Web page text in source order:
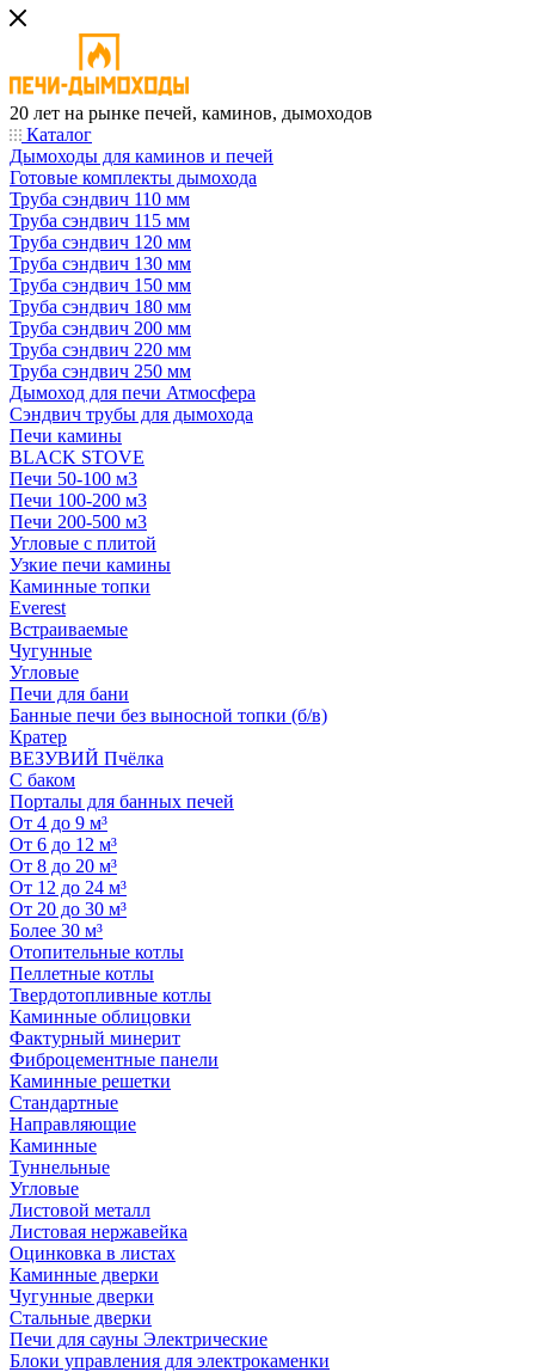
20 лет на рынке печей, каминов, дымоходов
Каталог
Дымоходы для каминов и печей
Готовые комплекты дымохода
Труба сэндвич 110 мм
Труба сэндвич 115 мм
Труба сэндвич 120 мм
Труба сэндвич 130 мм
Труба сэндвич 150 мм
Труба сэндвич 180 мм
Труба сэндвич 200 мм
Труба сэндвич 220 мм
Труба сэндвич 250 мм
Дымоход для печи Атмосфера
Сэндвич трубы для дымохода
Печи камины
BLACK STOVE
Печи 50-100 м3
Печи 100-200 м3
Печи 200-500 м3
Угловые с плитой
Узкие печи камины
Каминные топки
Everest
Встраиваемые
Чугунные
Угловые
Печи для бани
Банные печи без выносной топки (б/в)
Кратер
ВЕЗУВИЙ Пчёлка
С баком
Порталы для банных печей
От 4 до 9 м³
От 6 до 12 м³
От 8 до 20 м³
От 12 до 24 м³
От 20 до 30 м³
Более 30 м³
Отопительные котлы
Пеллетные котлы
Твердотопливные котлы
Каминные облицовки
Фактурный минерит
Фиброцементные панели
Каминные решетки
Стандартные
Направляющие
Каминные
Туннельные
Угловые
Листовой металл
Листовая нержавейка
Оцинковка в листах
Каминные дверки
Чугунные дверки
Стальные дверки
Печи для сауны Электрические
Блоки управления для электрокаменки